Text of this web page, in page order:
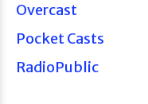
Overcast
Pocket Casts
RadioPublic